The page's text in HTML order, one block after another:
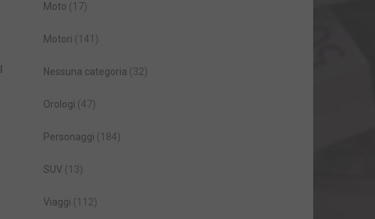
Moto (17)
Motori (141)
Nessuna categoria (32)
Orologi (47)
Personaggi (184)
SUV (13)
Viaggi (112)